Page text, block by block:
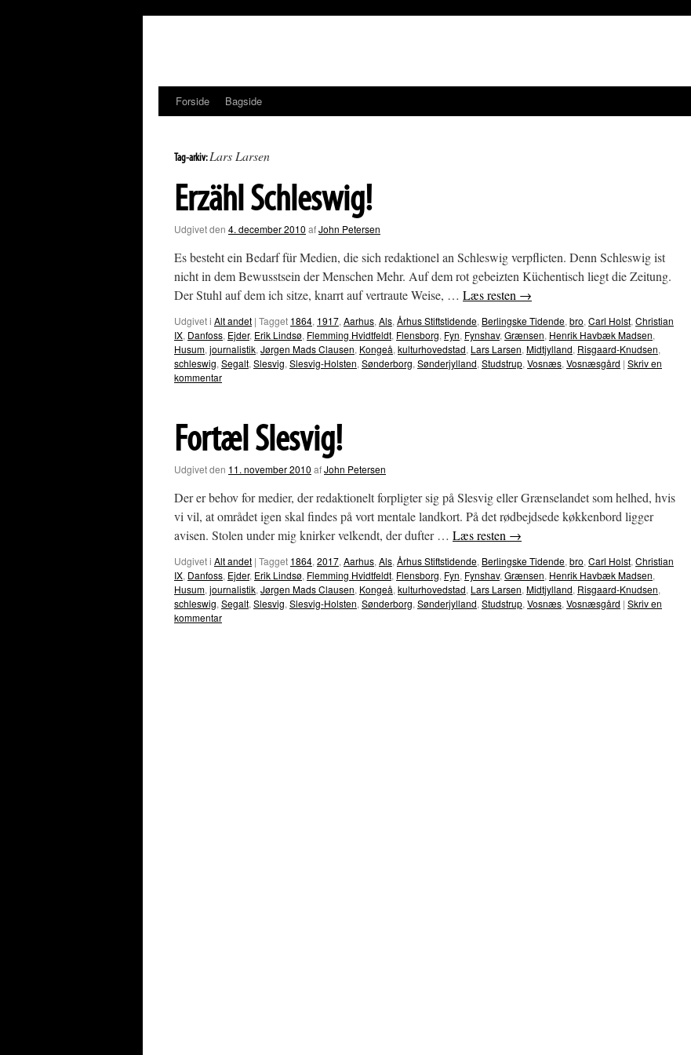
Forside Bagside
Tag-arkiv: Lars Larsen
Erzähl Schleswig!
Udgivet den 4. december 2010 afJohn Petersen
Es besteht ein Bedarf für Medien, die sich redaktionel an Schleswig verpflicten. Denn Schleswig ist
nicht in dem Bewusstsein der Menschen Mehr. Auf dem rot gebeizten Küchentisch liegt die Zeitung.
Der Stuhl auf dem ich sitze, knarrt auf vertraute Weise, … Læs resten →
Udgivet i Alt andet | Tagget 1864, 1917, Aarhus, Als, Århus Stiftstidende, Berlingske Tidende, bro, Carl Holst, Christian
IX, Danfoss, Ejder, Erik Lindsø, Flemming Hvidtfeldt, Flensborg, Fyn, Fynshav, Grænsen, Henrik Havbæk Madsen,
Husum, journalistik, Jørgen Mads Clausen, Kongeå, kulturhovedstad, Lars Larsen, Midtjylland, Risgaard-Knudsen,
schleswig, Segalt, Slesvig, Slesvig-Holsten, Sønderborg, Sønderjylland, Studstrup, Vosnæs, Vosnæsgård | Skriv en
kommentar
Fortæl Slesvig!
Udgivet den 11. november 2010 afJohn Petersen
Der er behov for medier, der redaktionelt forpligter sig på Slesvig eller Grænselandet som helhed, hvis
vi vil, at området igen skal findes på vort mentale landkort. På det rødbejdsede køkkenbord ligger
avisen. Stolen under mig knirker velkendt, der dufter … Læs resten →
Udgivet i Alt andet | Tagget 1864, 2017, Aarhus, Als, Århus Stiftstidende, Berlingske Tidende, bro, Carl Holst, Christian
IX, Danfoss, Ejder, Erik Lindsø, Flemming Hvidtfeldt, Flensborg, Fyn, Fynshav, Grænsen, Henrik Havbæk Madsen,
Husum, journalistik, Jørgen Mads Clausen, Kongeå, kulturhovedstad, Lars Larsen, Midtjylland, Risgaard-Knudsen,
schleswig, Segalt, Slesvig, Slesvig-Holsten, Sønderborg, Sønderjylland, Studstrup, Vosnæs, Vosnæsgård | Skriv en
kommentar